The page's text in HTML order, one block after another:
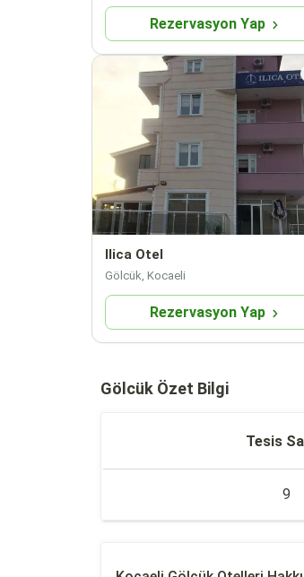
Rezervasyon Yap
Ilica Otel
Gölcük, Kocaeli
Rezervasyon Yap
Gölcük Özet Bilgi
Tesis
9